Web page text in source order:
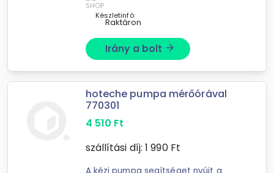
Készletinfó:
Raktáron
Irány a bolt arrow_forward
hoteche pumpa mérőórával
770301
4 510 Ft
szállítási díj: 1 990Ft